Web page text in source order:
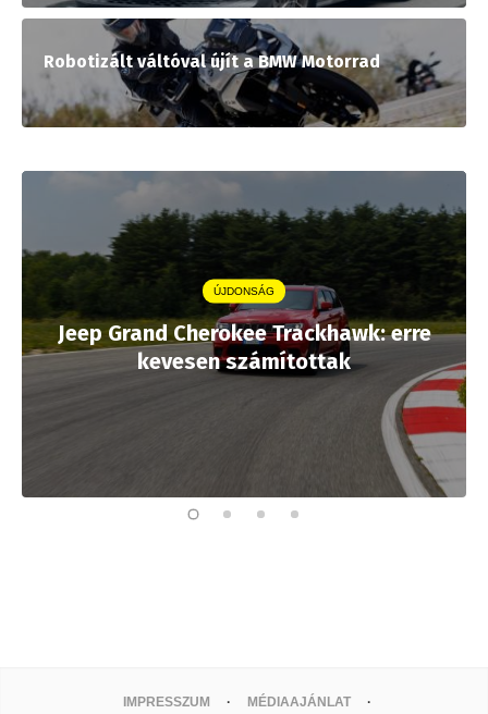
Robotizált váltóval újít a BMW Motorrad
ÚJDONSÁG
Jeep Grand Cherokee Trackhawk: erre
kevesen számítottak
IMPRESSZUM
MÉDIAAJÁNLAT